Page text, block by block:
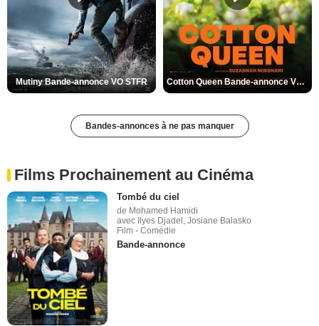
Mutiny Bande-annonce VO STFR Cotton Queen Bande-annonce VO STFR
Bandes-annonces à ne pas manquer
Films Prochainement au Cinéma
Tombé du ciel
de Mohamed Hamidi
avec Ilyes Djadel, Josiane Balasko
Film - Comédie
Bande-annonce